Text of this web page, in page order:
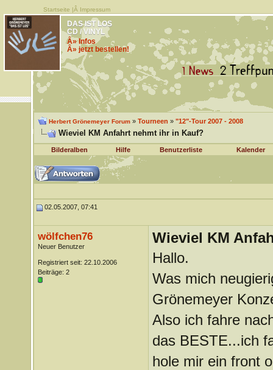
Startseite |Â Impressum
DAS IST LOS
CD / VINYL
Â» Infos
Â» jetzt bestellen!
Herbert Grönemeyer Forum» Tourneen » "12"-Tour 2007 - 2008
Wieviel KM Anfahrt nehmt ihr in Kauf?
Bilderalben Hilfe Benutzerliste Kalender
02.05.2007, 07:41
wölfchen76
Neuer Benutzer
Registriert seit: 22.10.2006
Beiträge: 2
Wieviel KM
Hallo.
Was mich
Grönemeyer
Also ich fahre
das BESTE...ich
hole mir ein front